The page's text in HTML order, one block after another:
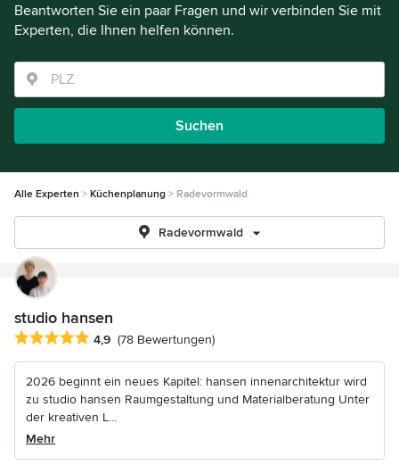
Beantworten Sie ein paar Fragen und wir verbinden Sie mit
Experten, die Ihnen helfen können.
Suchen
Alle Experten Küchenplanung Radevormwald
Radevormwald
studio hansen
Durchschnittliche Bewertung: 4.9 von 5 Sternen
4,9 (78 Bewertungen)
2026 beginnt ein neues Kapitel: hansen innenarchitektur wird
zu studio hansen Raumgestaltung und Materialberatung Unter
der kreativen L...
Mehr